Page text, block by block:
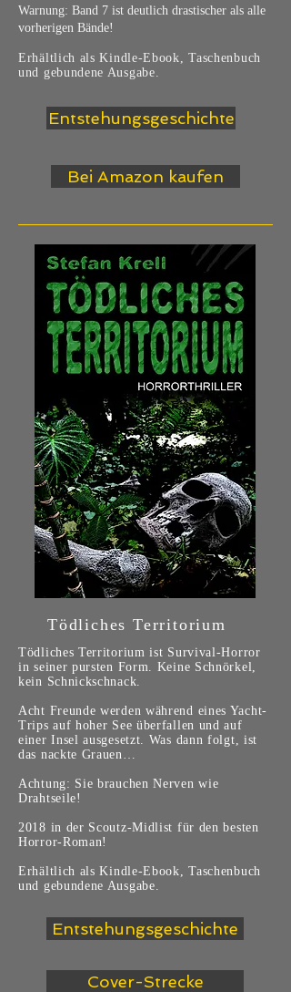
Warnung: Band 7 ist deutlich drastischer als alle
vorherigen Bände!
Erhältlich als Kindle-Ebook, Taschenbuch
und gebundene Ausgabe.
Entstehungsgeschichte
Bei Amazon kaufen
Tödliches Territorium
Tödliches Territorium ist Survival-Horror
in seiner pursten Form. Keine Schnörkel,
kein Schnickschnack.
Acht Freunde werden während eines Yacht-
Trips auf hoher See überfallen und auf
einer Insel ausgesetzt. Was dann folgt, ist
das nackte Grauen…
Achtung: Sie brauchen Nerven wie
Drahtseile!
2018 in der Scoutz-Midlist für den besten
Horror-Roman!
Erhältlich als Kindle-Ebook, Taschenbuch
und gebundene Ausgabe.
Entstehungsgeschichte
Cover-Strecke